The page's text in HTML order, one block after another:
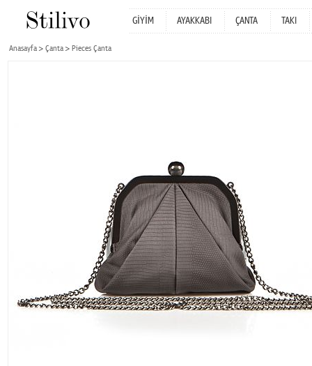
GİYİM AYAKKABI ÇANTA TAKI
Anasayfa Çanta Pieces Çanta